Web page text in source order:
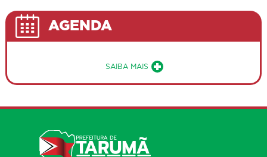
AGENDA
SAIBA MAIS Sobre a Agenda de Eventos